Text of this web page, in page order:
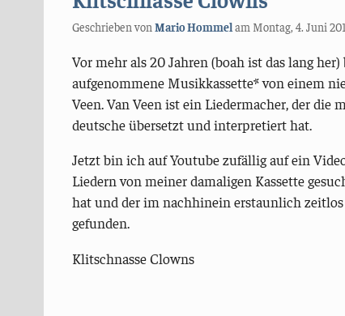
Geschrieben von Mario Hommelam Montag, 4. Juni
Vor mehr als 20 Jahren (boah ist das lang
aufgenommene Musikkassette* von einem
Veen. Van Veen ist ein Liedermacher, der
deutsche übersetzt und interpretiert hat.
Jetzt bin ich auf Youtube zufällig auf ein
Liedern von meiner damaligen Kassette
hat und der im nachhinein erstaunlich
gefunden.
Klitschnasse Clowns